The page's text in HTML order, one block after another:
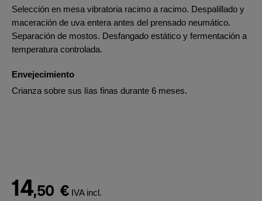
Selección en mesa vibratoria racimo a racimo. Despalillado y
maceración de uva entera antes del prensado neumático.
Separación de mostos. Desfangado estático y fermentación a
temperatura controlada.
Envejecimiento
Crianza sobre sus lías finas durante 6 meses.
14,50 € IVA incl.